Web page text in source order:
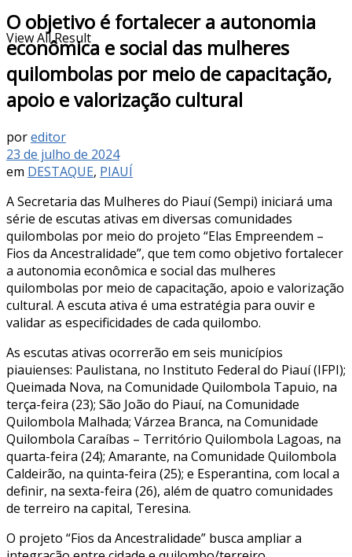
View All Result
O objetivo é fortalecer a autonomia
econômica e social das mulheres
quilombolas por meio de capacitação,
apoio e valorização cultural
poreditor
23 de julho de 2024
em DESTAQUE, PIAUÍ
A Secretaria das Mulheres do Piauí (Sempi) iniciará uma
série de escutas ativas em diversas comunidades
quilombolas por meio do projeto “Elas Empreendem –
Fios da Ancestralidade”, que tem como objetivo fortalecer
a autonomia econômica e social das mulheres
quilombolas por meio de capacitação, apoio e valorização
cultural. A escuta ativa é uma estratégia para ouvir e
validar as especificidades de cada quilombo.
As escutas ativas ocorrerão em seis municípios
piauienses: Paulistana, no Instituto Federal do Piauí (IFPI);
Queimada Nova, na Comunidade Quilombola Tapuio, na
terça-feira (23); São João do Piauí, na Comunidade
Quilombola Malhada; Várzea Branca, na Comunidade
Quilombola Caraíbas – Território Quilombola Lagoas, na
quarta-feira (24); Amarante, na Comunidade Quilombola
Caldeirão, na quinta-feira (25); e Esperantina, com local a
definir, na sexta-feira (26), além de quatro comunidades
de terreiro na capital, Teresina.
O projeto “Fios da Ancestralidade” busca ampliar a